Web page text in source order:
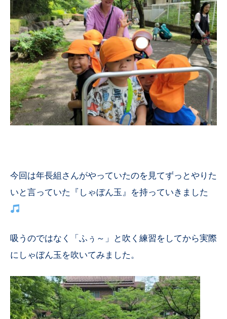
今回は年長組さんがやっていたのを見てずっとやりた
いと言っていた『しゃぼん玉』を持っていきました
吸うのではなく「ふぅ～」と吹く練習をしてから実際
にしゃぼん玉を吹いてみました。